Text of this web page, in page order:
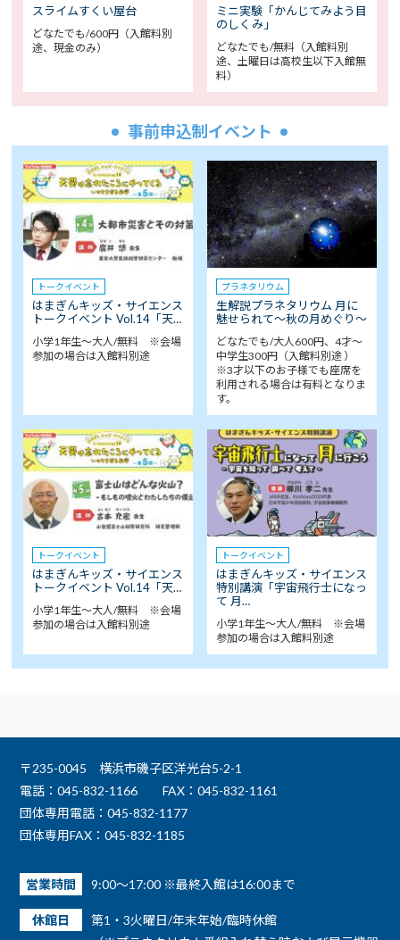
スライムすくい屋台
どなたでも/600円（入館料別
途、現金のみ）
ミニ実験「かんじてみよう目
のしくみ」
どなたでも/無料（入館料別
途、土曜日は高校生以下入館無
料）
事前申込制イベント
トークイベント
はまぎんキッズ・サイエンス
トークイベント Vol.14「天…
小学1年生～大人/無料 ※会場
参加の場合は入館料別途
プラネタリウム
生解説プラネタリウム 月に
魅せられて～秋の月めぐり～
どなたでも/大人600円、4才～
中学生300円（入館料別途 ）
※3才以下のお子様でも座席を
利用される場合は有料となりま
す。
トークイベント
はまぎんキッズ・サイエンス
トークイベント Vol.14「天…
小学1年生～大人/無料 ※会場
参加の場合は入館料別途
トークイベント
はまぎんキッズ・サイエンス
特別講演「宇宙飛行士になっ
て 月…
小学1年生～大人/無料 ※会場
参加の場合は入館料別途
〒235-0045 横浜市磯子区洋光台5-2-1
電話：045-832-1166
FAX：045-832-1161
団体専用電話：045-832-1177
団体専用FAX：045-832-1185
営業時間 9:00～17:00 ※最終入館は16:00まで
休館日
第1・3火曜日/年末年始/臨時休館